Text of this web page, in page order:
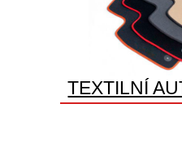
TEXTILNÍ